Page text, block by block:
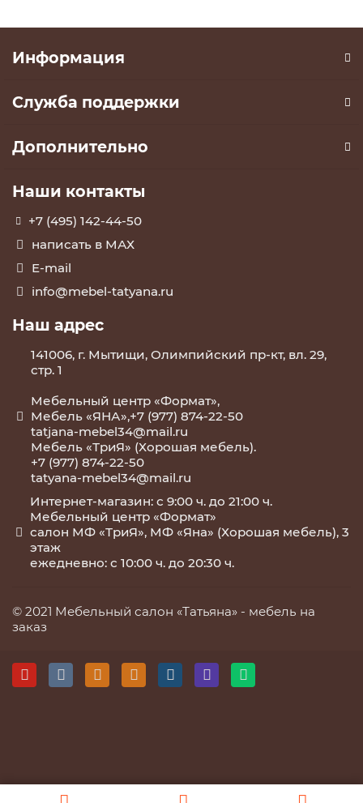
Информация
Служба поддержки
Дополнительно
Наши контакты
+7 (495) 142-44-50
написать в МАХ
E-mail
info@mebel-tatyana.ru
Наш адрес
141006, г. Мытищи, Олимпийский пр-кт, вл. 29,
стр. 1
Мебельный центр «Формат»,
Мебель «ЯНА»,+7 (977) 874-22-50
tatjana-mebel34@mail.ru
Мебель «ТриЯ» (Хорошая мебель).
+7 (977) 874-22-50
tatyana-mebel34@mail.ru
Интернет-магазин: с 9:00 ч. до 21:00 ч.
Мебельный центр «Формат»
салон МФ «ТриЯ», МФ «Яна» (Хорошая мебель), 3
этаж
ежедневно: с 10:00 ч. до 20:30 ч.
© 2021 Мебельный салон «Татьяна» - мебель на
заказ